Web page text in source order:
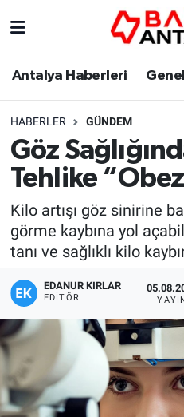
Antalya Haberleri Genel
HABERLER GÜNDEM
Göz
Tehlike
Kilo artışı göz sinirine
görme kaybına yol
tanı ve sağlıklı kilo
EDANUR KIRLAR
EDITÖR